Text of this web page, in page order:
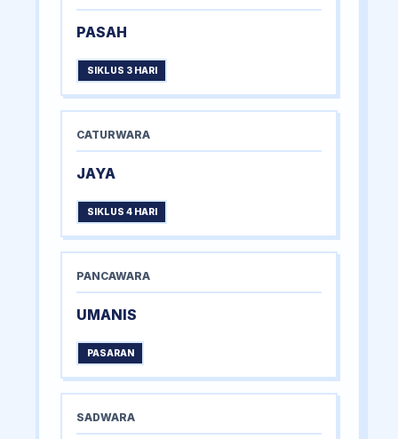
PASAH
SIKLUS 3 HARI
CATURWARA
JAYA
SIKLUS 4 HARI
PANCAWARA
UMANIS
PASARAN
SADWARA